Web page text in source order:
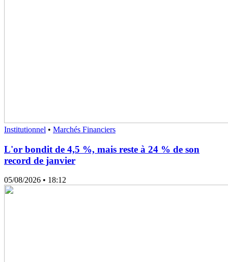
Institutionnel • Marchés Financiers
L'or bondit de 4,5 %, mais reste à 24 % de son
record de janvier
05/08/2026 • 18:12